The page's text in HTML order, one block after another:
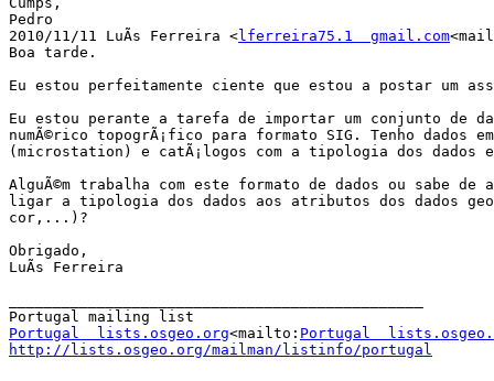
Pedro
2010/11/11 LuÃ­s Ferreira <lferreira75.1  gmail.com
Boa tarde.
Eu estou perfeitamente ciente que estou a postar um
Eu estou perante a tarefa de importar um conjunto de
numÃ©rico topogrÃ¡fico para formato SIG. Tenho dados
(microstation) e catÃ¡logos com a tipologia dos dados
AlguÃ©m trabalha com este formato de dados ou sabe de
ligar a tipologia dos dados aos atributos dos dados
cor,...)?
Obrigado,
LuÃ­s Ferreira
Portugal  lists.osgeo.org<mailto: Portugal
http://lists.osgeo.org/mailman/listinfo/portugal